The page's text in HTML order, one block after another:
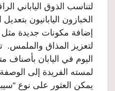
لتناسب الذوق الياباني
الخبازون اليابانيون
إضافة مكونات جديدة مثل
لتعزيز المذاق والملمس.
اليوم في اليابان
لمسته الفريدة إلى
يمكن العثور على نوع